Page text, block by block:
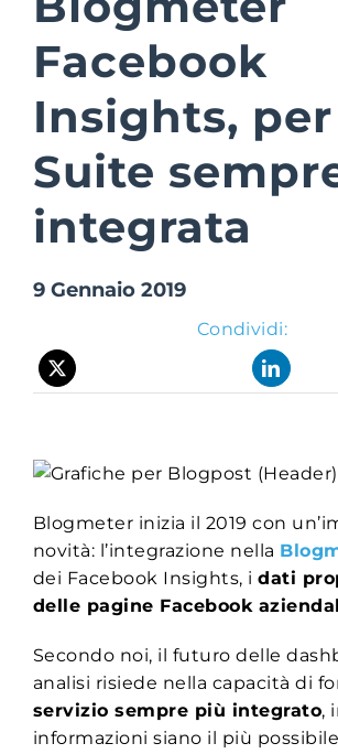
Suite Login
Facebook
Insights,
Suite
integrata
9 Gennaio 2019
Condividi:
Blogmeter inizia il 2019 con
novità: l’integrazione nella
dei Facebook Insights, idati
delle pagine Facebook
Secondo noi, il futuro delle
analisi risiede nella capacità di
servizio sempre più integrato,
informazioni siano il più possibile